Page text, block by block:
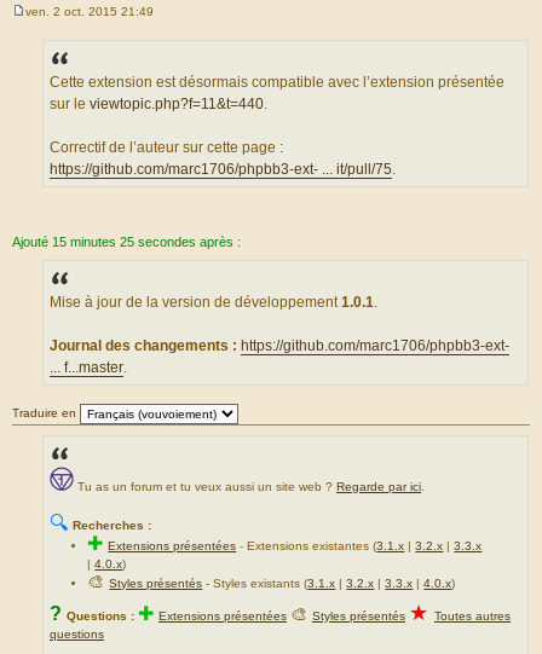
ven. 2 oct. 2015 21:49
Cette extension est désormais compatible avec l’extension présentée
sur le viewtopic.php?f=11&t=440.
Correctif de l’auteur sur cette page :
https://github.com/marc1706/phpbb3-ext- ... it/pull/75.
Ajouté 15 minutes 25 secondes après :
Mise à jour de la version de développement1.0.1.
Journal des changements : https://github.com/marc1706/phpbb3-ext-
... f...master.
Traduire en
Tu as un forum et tu veux aussi un site web ? Regarde par ici
🔍 Recherches :
✚Extensions présentées -Extensions existantes (3.1.x |3.2.x |3.3.x
|4.0.x)
🎨Styles présentés - Styles existants (3.1.x |3.2.x |3.3.x |4.0.x)
? Questions : ✚ Extensions présentées 🎨 Styles présentés ★ Toutes autres
questions